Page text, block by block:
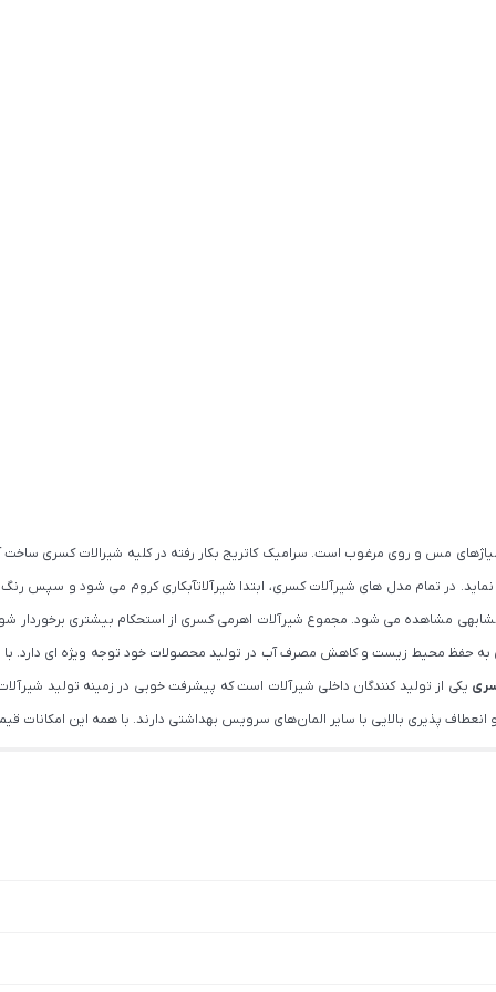
مس و روی مرغوب است. سرامیک کاتریج بکار رفته در کلیه شیرالات کسری
در تمام مدل های شیرآلات کسری، ابتدا شیرآلاتآبکاری کروم می شود و سپس
محصول مشابهی مشاهده می شود. مجموع شیرآلات اهرمی کسری از استحکام بیشتری
به حفظ محیط زیست و کاهش مصرف آب در تولید محصولات خود توجه ویژه ای دارد.
یکی از تولید کنندگان داخلی شیرآلات است که پیشرفت خوبی در زمینه تولید شیرآلات
پذیری بالایی با سایر المان‌های سرویس بهداشتی دارند. با همه این امکانات